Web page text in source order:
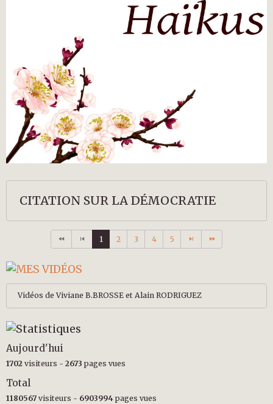
CITATION SUR LA DÉMOCRATIE
1 2 3 4 5
Vidéos de Viviane B.BROSSE et Alain RODRIGUEZ
Aujourd'hui
1702 visiteurs - 2673 pages vues
Total
1180567 visiteurs - 6903994 pages vues